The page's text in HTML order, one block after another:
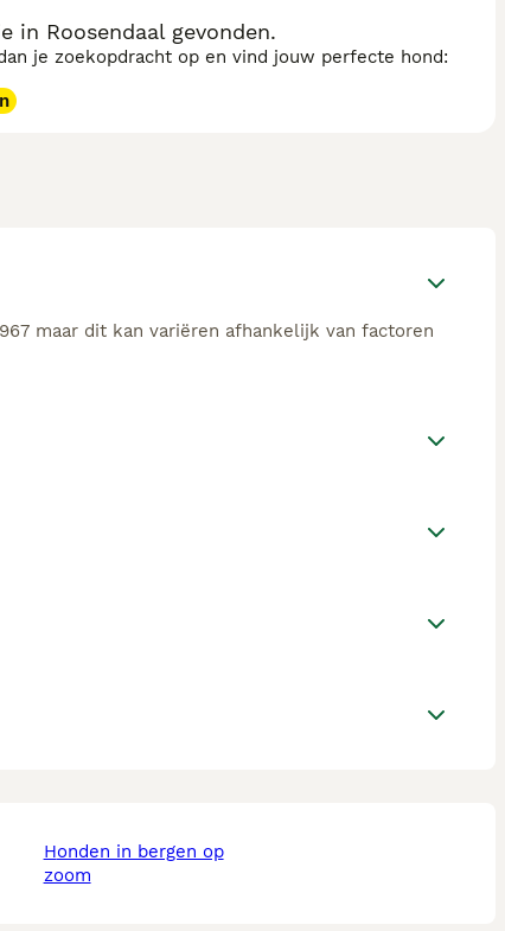
in Roosendaal gevonden.
je zoekopdracht op en vind jouw perfecte hond:
maar dit kan variëren afhankelijk van factoren
honden in bergen op
zoom